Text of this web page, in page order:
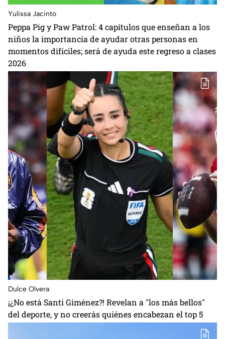
Yulissa Jacinto
Peppa Pig y Paw Patrol: 4 capítulos que enseñan a los
niños la importancia de ayudar otras personas en
momentos difíciles; será de ayuda este regreso a clases
2026
Dulce Olvera
¡¿No está Santi Giménez?! Revelan a "los más bellos"
del deporte, y no creerás quiénes encabezan el top 5